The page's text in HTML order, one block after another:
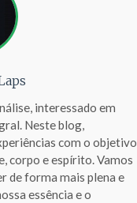
interessado em
Neste blog,
com o objetivo
corpo e espírito. Vamos
de forma mais plena e
essência e o